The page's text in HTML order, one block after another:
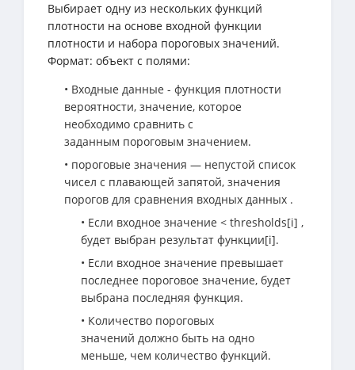
Выбирает одну из нескольких функций
плотности на основе входной функции
плотности и набора пороговых значений.
Формат: объект с полями:
• Входные данные - функция плотности
вероятности, значение, которое
необходимо сравнить с
заданным пороговым значением.
• пороговые значения — непустой список
чисел с плавающей запятой, значения
порогов для сравнения входных данных .
• Если входное значение < thresholds[i] ,
будет выбран результат функции[i].
• Если входное значение превышает
последнее пороговое значение, будет
выбрана последняя функция.
• Количество пороговых
значений должно быть на одно
меньше, чем количество функций.